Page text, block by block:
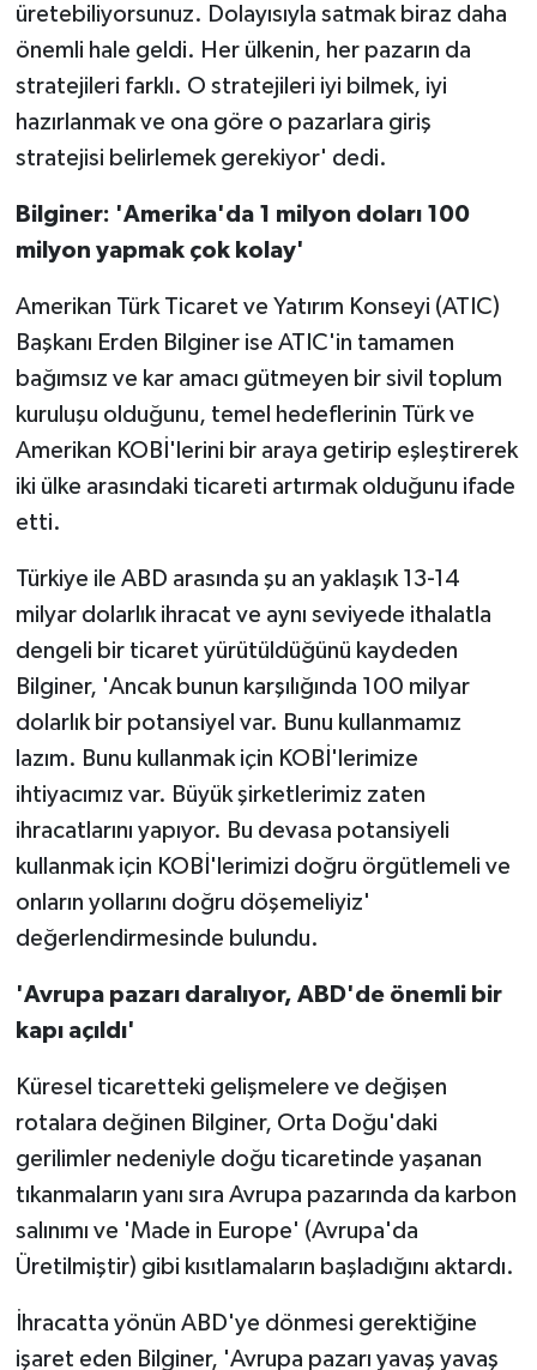
üretebiliyorsunuz. Dolayısıyla satmak biraz daha
önemli hale geldi. Her ülkenin, her pazarın da
stratejileri farklı. O stratejileri iyi bilmek, iyi
hazırlanmak ve ona göre o pazarlara giriş
stratejisi belirlemek gerekiyor' dedi.
Bilginer: 'Amerika'da 1 milyon doları 100
milyon yapmak çok kolay'
Amerikan Türk Ticaret ve Yatırım Konseyi (ATIC)
Başkanı Erden Bilginer ise ATIC'in tamamen
bağımsız ve kar amacı gütmeyen bir sivil toplum
kuruluşu olduğunu, temel hedeflerinin Türk ve
Amerikan KOBİ'lerini bir araya getirip eşleştirerek
iki ülke arasındaki ticareti artırmak olduğunu ifade
etti.
Türkiye ile ABD arasında şu an yaklaşık 13-14
milyar dolarlık ihracat ve aynı seviyede ithalatla
dengeli bir ticaret yürütüldüğünü kaydeden
Bilginer, 'Ancak bunun karşılığında 100 milyar
dolarlık bir potansiyel var. Bunu kullanmamız
lazım. Bunu kullanmak için KOBİ'lerimize
ihtiyacımız var. Büyük şirketlerimiz zaten
ihracatlarını yapıyor. Bu devasa potansiyeli
kullanmak için KOBİ'lerimizi doğru örgütlemeli ve
onların yollarını doğru döşemeliyiz'
değerlendirmesinde bulundu.
'Avrupa pazarı daralıyor, ABD'de önemli bir
kapı açıldı'
Küresel ticaretteki gelişmelere ve değişen
rotalara değinen Bilginer, Orta Doğu'daki
gerilimler nedeniyle doğu ticaretinde yaşanan
tıkanmaların yanı sıra Avrupa pazarında da karbon
salınımı ve 'Made in Europe' (Avrupa'da
Üretilmiştir) gibi kısıtlamaların başladığını aktardı.
İhracatta yönün ABD'ye dönmesi gerektiğine
işaret eden Bilginer, 'Avrupa pazarı yavaş yavaş